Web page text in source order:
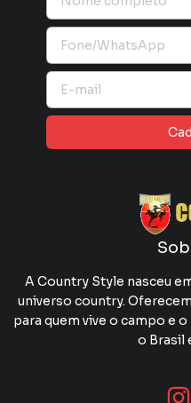
A Country Style nasceu
universo country.
para quem vive o campo e
o Brasil